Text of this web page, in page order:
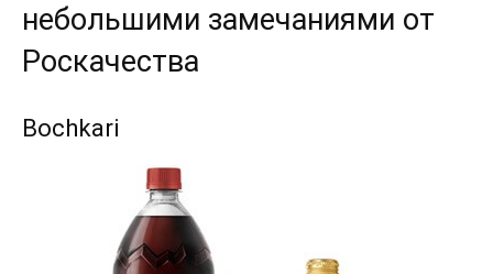
небольшими замечаниями от
Роскачества
Bochkari